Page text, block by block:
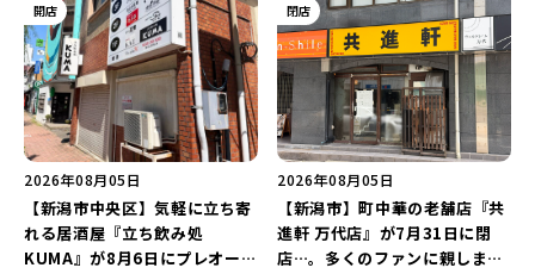
グを万代で相談しよう♪
開店
2026年08月05日
【新潟市中央区】気軽に立ち寄
れる居酒屋『立ち飲み処
KUMA』が8月6日にプレオープ
閉店
2026年08月05日
【新潟市】町中華の老舗店『共
進軒 万代店』が7月31日に閉
店…。多くのファンに親しまれ